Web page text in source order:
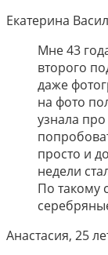
Екатерина
Мне 43
второго
даже
на фото
узнала
просто и
недели
По такому
Анастасия, 25